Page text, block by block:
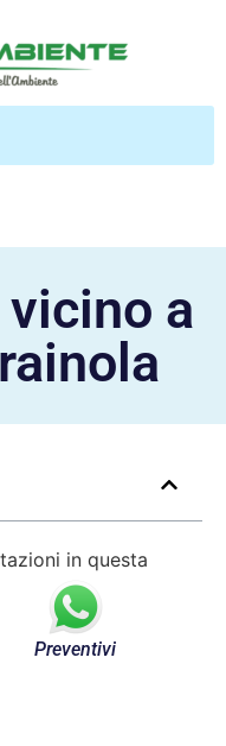
a
in questa
Preventivi